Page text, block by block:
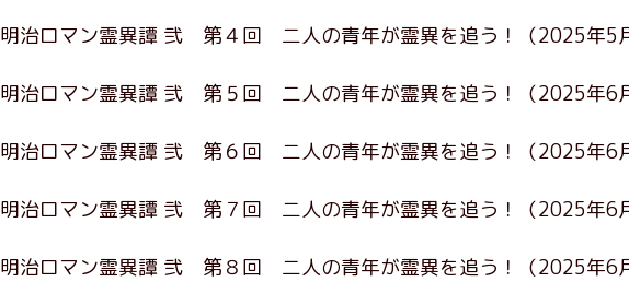
明治ロマン霊異譚 弐 第４回 二人の青年が霊異を追う！ （2025年5
明治ロマン霊異譚 弐 第５回 二人の青年が霊異を追う！ （2025年6
明治ロマン霊異譚 弐 第６回 二人の青年が霊異を追う！ （2025年6
明治ロマン霊異譚 弐 第７回 二人の青年が霊異を追う！ （2025年6
明治ロマン霊異譚 弐 第８回 二人の青年が霊異を追う！ （2025年6